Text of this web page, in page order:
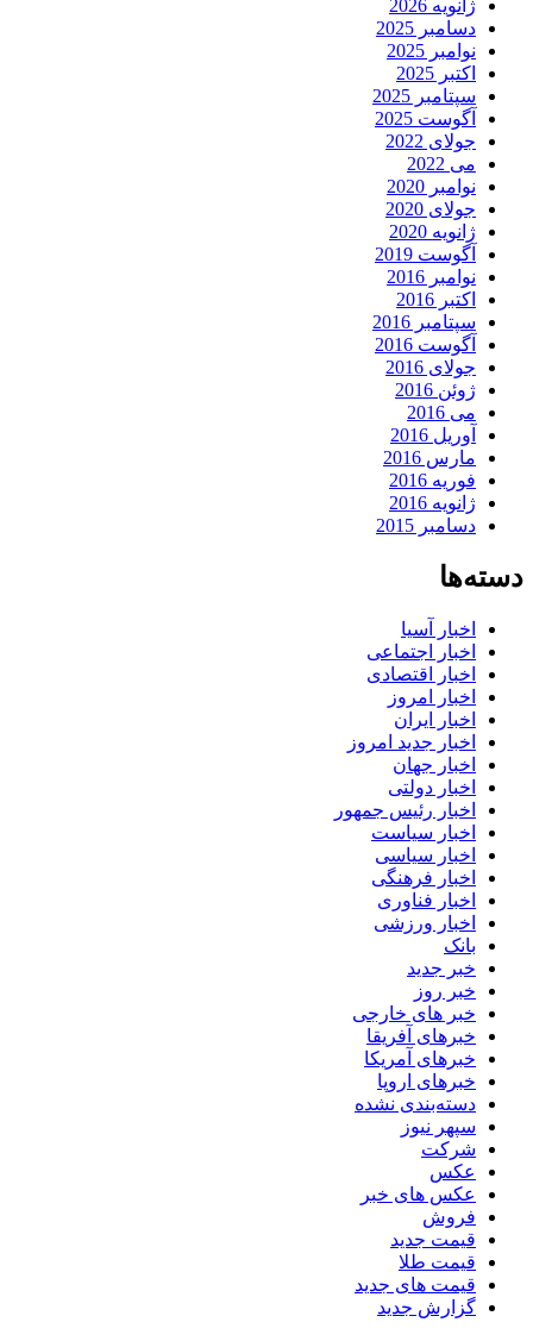
ژانویه 2026
دسامبر 2025
نوامبر 2025
اکتبر 2025
سپتامبر 2025
آگوست 2025
جولای 2022
می 2022
نوامبر 2020
جولای 2020
ژانویه 2020
آگوست 2019
نوامبر 2016
اکتبر 2016
سپتامبر 2016
آگوست 2016
جولای 2016
ژوئن 2016
می 2016
آوریل 2016
مارس 2016
فوریه 2016
ژانویه 2016
دسامبر 2015
دسته‌ها
اخبار آسیا
اخبار اجتماعی
اخبار اقتصادی
اخبار امروز
اخبار ایران
اخبار جدید امروز
اخبار جهان
اخبار دولتی
اخبار رئیس جمهور
اخبار سیاست
اخبار سیاسی
اخبار فرهنگی
اخبار فناوری
اخبار ورزشی
بانک
خبر جدید
خبر روز
خبر های خارجی
خبرهای آفریقا
خبرهای آمریکا
خبرهای اروپا
دسته‌بندی نشده
سپهر نیوز
شرکت
عکس
عکس های خبر
فروش
قیمت جدید
قیمت طلا
قیمت های جدید
گزارش جدید